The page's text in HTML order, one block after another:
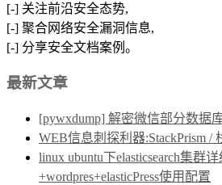
[-] 关注前沿安全态势,
[-] 聚合网络安全漏洞信息,
[-] 分享安全文档案例。
最新文章
[pywxdump] 解密微信部分数据
WEB信息刺探利器:StackPrism /
linux ubuntu下elasticsearch集群
+wordpres+elasticPress使用配置